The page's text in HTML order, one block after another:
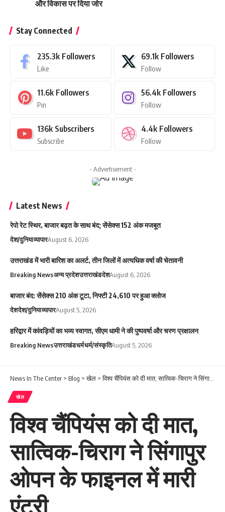
और विकास पर दिया जोर
Stay Connected
235.3k Followers
Like
69.1k Followers
Follow
11.6k Followers
Pin
56.4k Followers
Follow
136k Subscribers
Subscribe
4.4k Followers
Follow
- Advertisement -
Latest News
रेपो रेट स्थिर, बाजार बढ़त के साथ बंद; सेंसेक्स 152 अंक मजबूत
देश/दुनियाव्यापारAugust 6, 2026
उत्तराखंड में भारी बारिश का अलर्ट, तीन जिलों में अत्यधिक वर्षा की चेतावनी
Breaking Newsअन्य प्रदेशउत्तराखंडदेशAugust 6, 2026
बाजार बंद: सेंसेक्स 210 अंक टूटा, निफ्टी 24,610 पर हुआ क्लोज
देशदेश/दुनियाव्यापारAugust 5, 2026
हरिद्वार में कांवड़ियों का भव्य स्वागत, सीएम धामी ने की पुष्पवर्षा और चरण प्रक्षालन
Breaking Newsउत्तराखंडधर्मधर्म/संस्कृतिAugust 5, 2026
News In The Center > Blog >खेल >विश्व चैंपियंस को दी मात, सात्विक-चिराग ने सिंगापुर ओपन के फाइनल में मारी एंट्री
खेल
विश्व चैंपियंस को दी मात,
सात्विक-चिराग ने सिंगापुर
ओपन के फाइनल में मारी
एंट्री